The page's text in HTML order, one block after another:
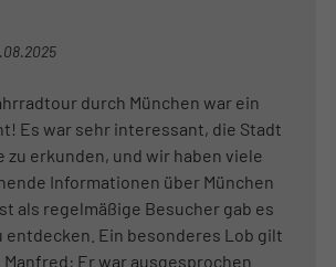
durch München war ein
Es war sehr interessant, die Stadt
zu erkunden, und wir haben viele
Informationen über München
als regelmäßige Besucher gab es
entdecken. Ein besonderes Lob gilt
Manfred: Er war ausgesprochen